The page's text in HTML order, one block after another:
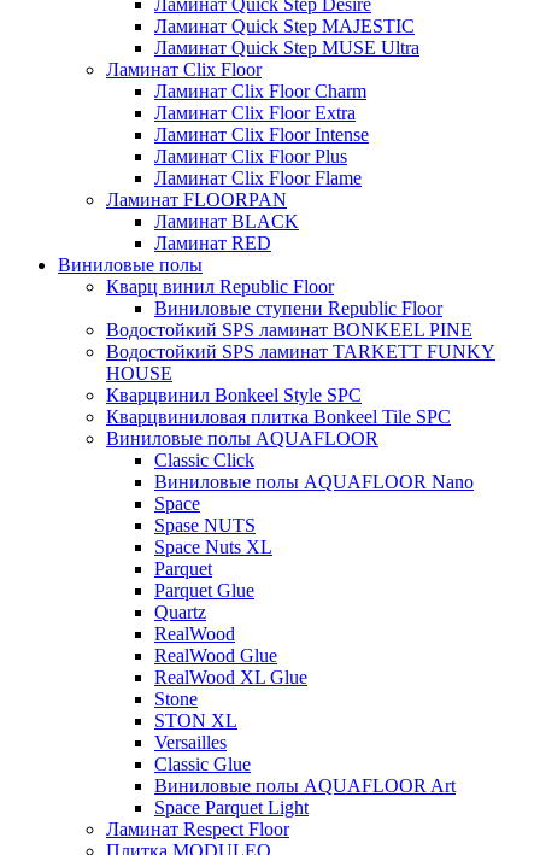
Ламинат Quick Step Desire
Ламинат Quick Step MAJESTIC
Ламинат Quick Step MUSE Ultra
Ламинат Clix Floor
Ламинат Clix Floor Charm
Ламинат Clix Floor Extra
Ламинат Clix Floor Intense
Ламинат Clix Floor Plus
Ламинат Clix Floor Flame
Ламинат FLOORPAN
Ламинат BLACK
Ламинат RED
Виниловые полы
Кварц винил Republic Floor
Виниловые ступени Republic Floor
Водостойкий SPS ламинат BONKEEL PINE
Водостойкий SPS ламинат TARKETT FUNKY
HOUSE
Кварцвинил Bonkeel Style SPC
Кварцвиниловая плитка Bonkeel Tile SPC
Виниловые полы AQUAFLOOR
Classic Click
Виниловые полы AQUAFLOOR Nano
Space
Spase NUTS
Space Nuts XL
Parquet
Parquet Glue
Quartz
RealWood
RealWood Glue
RealWood XL Glue
Stone
STON XL
Versailles
Classic Glue
Виниловые полы AQUAFLOOR Art
Space Parquet Light
Ламинат Respect Floor
Плитка MODULEO